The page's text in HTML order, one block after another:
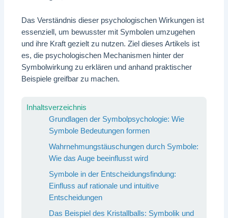
Das Verständnis dieser psychologischen Wirkungen ist
essenziell, um bewusster mit Symbolen umzugehen
und ihre Kraft gezielt zu nutzen. Ziel dieses Artikels ist
es, die psychologischen Mechanismen hinter der
Symbolwirkung zu erklären und anhand praktischer
Beispiele greifbar zu machen.
Inhaltsverzeichnis
Grundlagen der Symbolpsychologie: Wie
Symbole Bedeutungen formen
Wahrnehmungstäuschungen durch Symbole:
Wie das Auge beeinflusst wird
Symbole in der Entscheidungsfindung:
Einfluss auf rationale und intuitive
Entscheidungen
Das Beispiel des Kristallballs: Symbolik und